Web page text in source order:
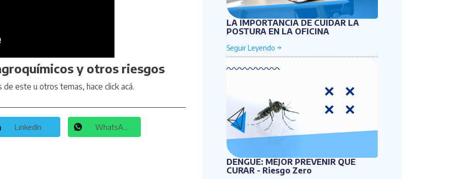
y otros riesgos
de este u otros temas, hace click acá.
LinkedIn
LA IMPORTANCIA DE CUIDAR LA
POSTURA EN LA OFICINA
DENGUE: MEJOR PREVENIR QUE
CURAR - Riesgo Zero